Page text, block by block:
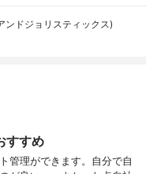
ドジョリスティックス)
すすめ
管理ができます。自分で自